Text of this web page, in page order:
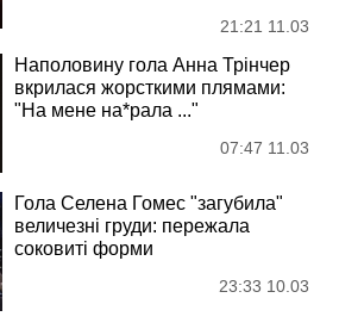
21:21 11.03
Наполовину гола Анна Трінчер
вкрилася жорсткими плямами:
"На мене на*рала ..."
07:47 11.03
Гола Селена Гомес "загубила"
величезні груди: пережала
соковиті форми
23:33 10.03